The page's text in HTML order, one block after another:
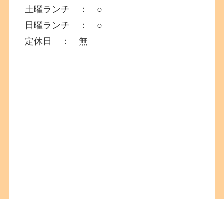
土曜ランチ ： ○
日曜ランチ ： ○
定休日 ： 無